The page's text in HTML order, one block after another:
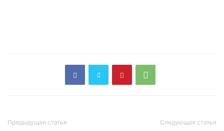
Предыдущая статья Следующая статья